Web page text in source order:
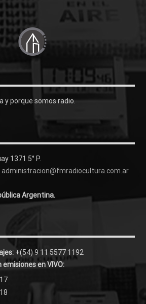
y porque somos radio.
1371 5° P.
administracion@fmradiocultura.com.ar
Argentina.
+(54) 9 11 5577 1192
en VIVO: